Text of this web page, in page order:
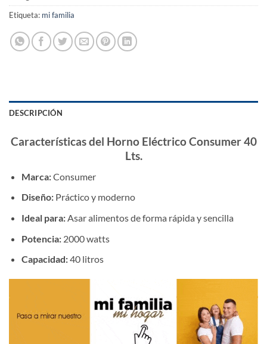
Etiqueta: mi familia
DESCRIPCIÓN
Características del Horno Eléctrico Consumer 40
Lts.
Marca:Consumer
Diseño:Práctico y moderno
Ideal para:Asar alimentos de forma rápida y sencilla
Potencia:2000 watts
Capacidad:40 litros